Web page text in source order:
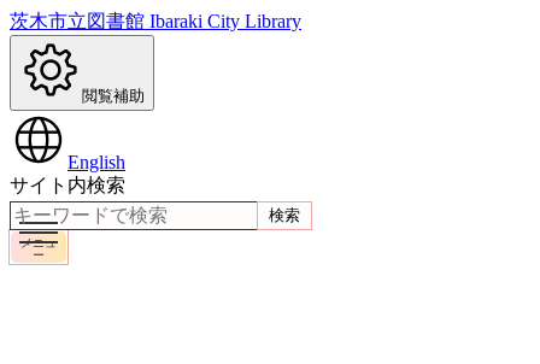
茨木市立図書館 Ibaraki City Library
閲覧補助
English
サイト内検索
検索
メニュ
ー